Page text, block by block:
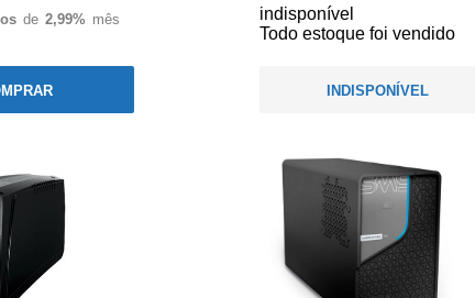
de 2,99% mês
indisponível
Todo estoque foi vendido
INDISPONÍVEL